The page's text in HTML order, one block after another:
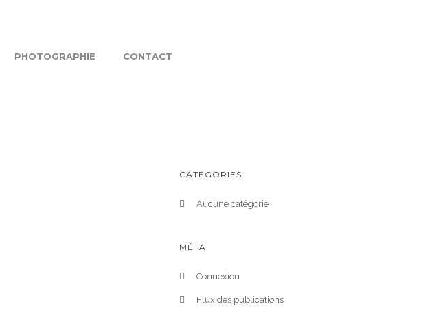
PHOTOGRAPHIE CONTACT
CATÉGORIES
Aucune catégorie
MÉTA
Connexion
Flux des publications